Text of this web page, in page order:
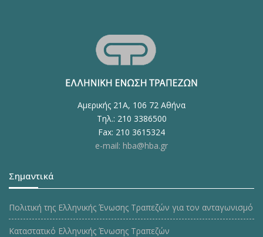
Αμερικής 21Α, 106 72 Αθήνα
Τηλ.: 210 3386500
Fax: 210 3615324
e-mail: hba@hba.gr
Σημαντικά
Πολιτική της Ελληνικής Ένωσης Τραπεζών για τον ανταγωνισμό
Καταστατικό Ελληνικής Ένωσης Τραπεζών